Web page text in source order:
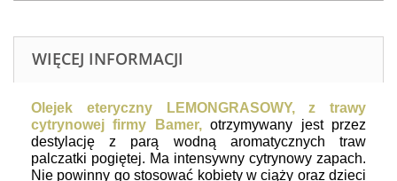
WIĘCEJ INFORMACJI
Olejek eteryczny LEMONGRASOWY, z trawy
cytrynowej firmy Bamer, otrzymywany jest przez
destylację z parą wodną aromatycznych traw
palczatki pogiętej. Ma intensywny cytrynowy zapach.
Nie powinny go stosować kobiety w ciąży oraz dzieci